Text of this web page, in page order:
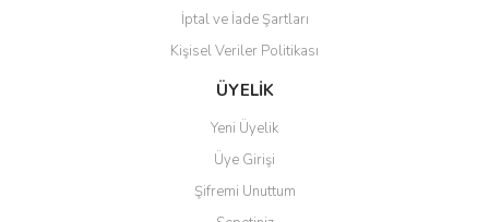
İptal ve İade Şartları
Kişisel Veriler Politikası
ÜYELİK
Yeni Üyelik
Üye Girişi
Şifremi Unuttum